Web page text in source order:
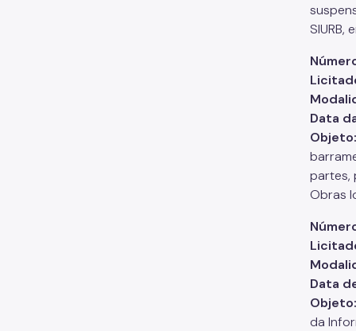
Data
partes,
Obras
Data
da